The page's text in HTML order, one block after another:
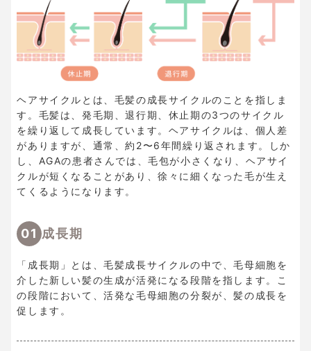
ヘアサイクルとは、毛髪の成長サイクルのことを指しま
す。毛髪は、発毛期、退行期、休止期の3つのサイクル
を繰り返して成長しています。ヘアサイクルは、個人差
がありますが、通常、約2〜6年間繰り返されます。しか
し、AGAの患者さんでは、毛包が小さくなり、ヘアサイ
クルが短くなることがあり、徐々に細くなった毛が生え
てくるようになります。
01 成長期
「成長期」とは、毛髪成長サイクルの中で、毛母細胞を
介した新しい髪の生成が活発になる段階を指します。こ
の段階において、活発な毛母細胞の分裂が、髪の成長を
促します。